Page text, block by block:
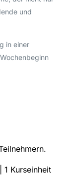
und
in einer
Kurseinheit